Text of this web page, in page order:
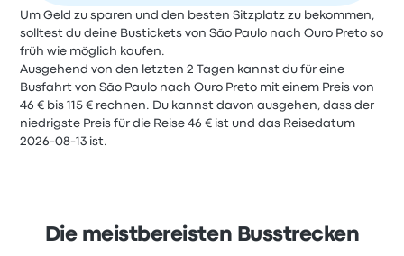
Um Geld zu sparen und den besten Sitzplatz zu bekommen,
solltest du deine Bustickets von São Paulo nach Ouro Preto so
früh wie möglich kaufen.
Ausgehend von den letzten 2 Tagen kannst du für eine
Busfahrt von São Paulo nach Ouro Preto mit einem Preis von
46 € bis 115 € rechnen. Du kannst davon ausgehen, dass der
niedrigste Preis für die Reise 46 € ist und das Reisedatum
2026-08-13 ist.
Die meistbereisten Busstrecken